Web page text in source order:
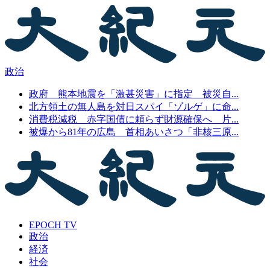
政治
政府 熊本地震を「激甚災害」に指定 被災自...
北方領土の無人島を対日スパイ「ゾルゲ」に命...
消費税減税 赤字国債に頼らず財源確保へ 片...
被爆から81年の広島 首相あいさつ「非核三原...
EPOCH TV
政治
経済
社会